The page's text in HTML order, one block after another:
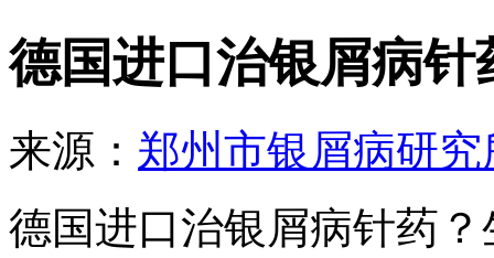
德国进口治银屑病针
来源： 郑州市银屑病研究
德国进口治银屑病针药